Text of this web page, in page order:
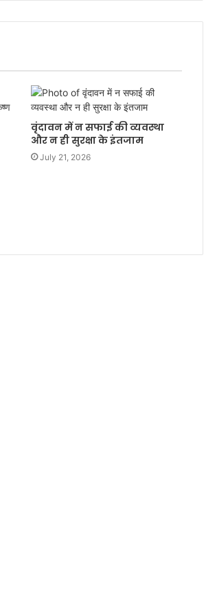
वृंदावन में न सफाई की व्यवस्था
और न ही सुरक्षा के इंतजाम
July 21, 2026